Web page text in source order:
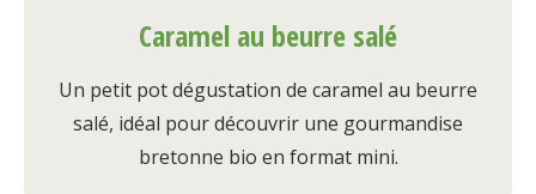
Caramel au beurre salé
Un petit pot dégustation de caramel au beurre
salé, idéal pour découvrir une gourmandise
bretonne bio en format mini.